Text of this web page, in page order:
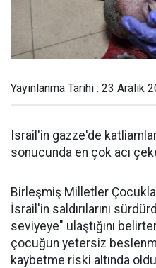
Yayınlanma Tarihi : 23 Aralık
Israil'in gazze'de
sonucunda en çok acı
Birleşmiş Milletler
İsrail'in saldırılarını
seviyeye" ulaştığını
çocuğun yetersiz
kaybetme riski altında